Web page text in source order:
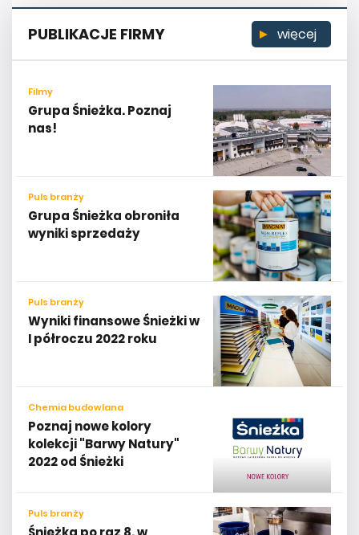
PUBLIKACJE FIRMY więcej
Filmy
Grupa Śnieżka. Poznaj
nas!
Puls branży
Grupa Śnieżka obroniła
wyniki sprzedaży
Puls branży
Wyniki finansowe Śnieżki w
I półroczu 2022 roku
Chemia budowlana
Poznaj nowe kolory
kolekcji "Barwy Natury"
2022 od Śnieżki
Puls branży